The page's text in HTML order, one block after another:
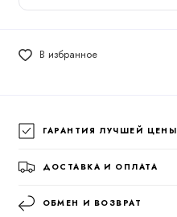
В избранное
ГАРАНТИЯ ЛУЧШЕЙ ЦЕНЫ
ДОСТАВКА И ОПЛАТА
ОБМЕН И ВОЗВРАТ